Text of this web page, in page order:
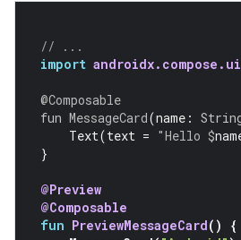
// ...
import
@Composable
fun MessageCard(name :
Text(text = "Hello $
}
@Preview
@Composable
fun PreviewMessageCard()
{